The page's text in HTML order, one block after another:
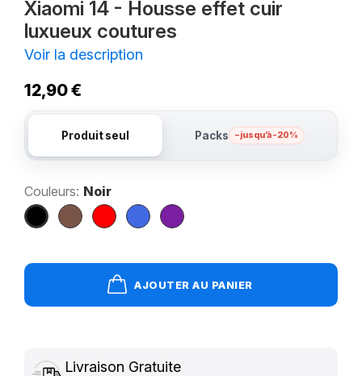
Xiaomi 14 - Housse effet cuir
luxueux coutures
Voir la description
12,90 €
Produit seul Packs – jusqu’à -20%
Couleurs: Noir
Noir MarronRougeBleu Violet
AJOUTER AU PANIER
Livraison Gratuite